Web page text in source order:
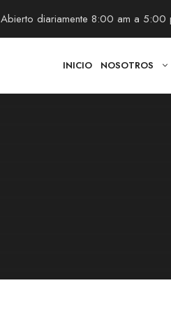
Abierto diariamente 8:00 am a 5:00
INICIO NOSOTROS